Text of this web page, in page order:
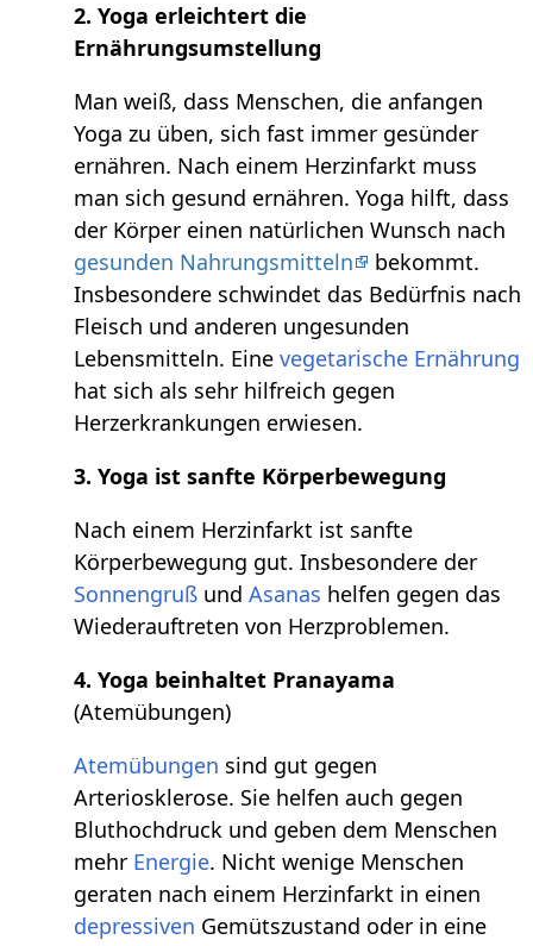
2. Yoga erleichtert die
Ernährungsumstellung
Man weiß, dass Menschen, die anfangen
Yoga zu üben, sich fast immer gesünder
ernähren. Nach einem Herzinfarkt muss
man sich gesund ernähren. Yoga hilft, dass
der Körper einen natürlichen Wunsch nach
gesunden Nahrungsmitteln
bekommt.
Insbesondere schwindet das Bedürfnis nach
Fleisch und anderen ungesunden
Lebensmitteln. Einevegetarische Ernährung
hat sich als sehr hilfreich gegen
Herzerkrankungen erwiesen.
3. Yoga ist sanfte Körperbewegung
Nach einem Herzinfarkt ist sanfte
Körperbewegung gut. Insbesondere der
Sonnengruß undAsanas helfen gegen das
Wiederauftreten von Herzproblemen.
4. Yoga beinhaltet Pranayama
(Atemübungen)
Atemübungen sind gut gegen
Arteriosklerose. Sie helfen auch gegen
Bluthochdruck und geben dem Menschen
mehr Energie. Nicht wenige Menschen
geraten nach einem Herzinfarkt in einen
depressiven Gemütszustand oder in eine